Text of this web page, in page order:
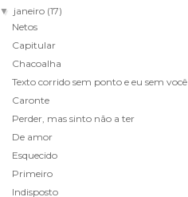
▼ janeiro (17)
Netos
Capitular
Chacoalha
Texto corrido sem ponto e eu sem você
Caronte
Perder, mas sinto não a ter
De amor
Esquecido
Primeiro
Indisposto